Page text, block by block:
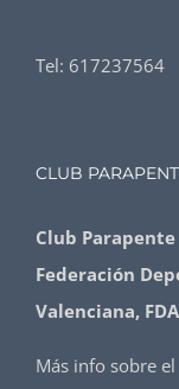
Tel: 617237564
CLUB
Club
Federación
Valenciana,
Más info sobre